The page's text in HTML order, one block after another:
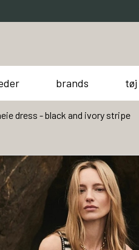
brands tøj
dress - black and ivory stripe